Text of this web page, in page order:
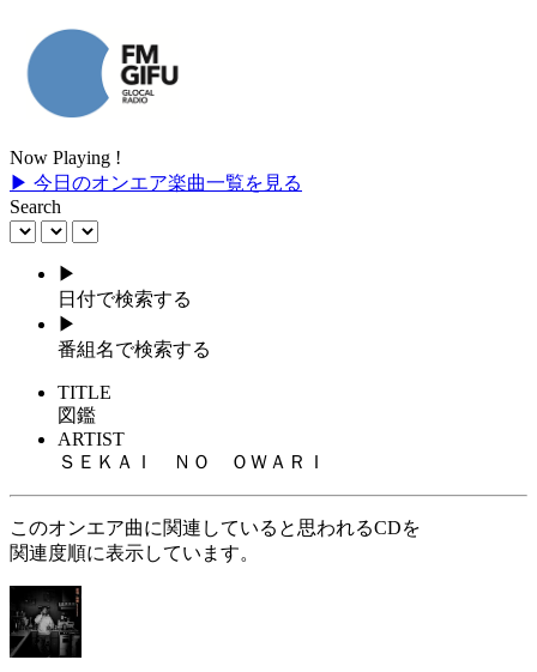
Now Playing !
▶ 今日のオンエア楽曲一覧を見る
Search
▶
日付で検索する
▶
番組名で検索する
TITLE
図鑑
ARTIST
ＳＥＫＡＩ ＮＯ ＯＷＡＲＩ
このオンエア曲に関連していると思われるCDを
関連度順に表示しています。